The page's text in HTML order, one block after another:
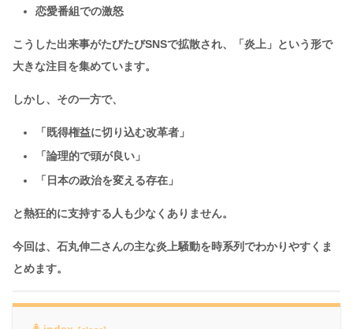
恋愛番組での激怒
こうした出来事がたびたびSNSで拡散され、「炎上」という形で
大きな注目を集めています。
しかし、その一方で、
「既得権益に切り込む改革者」
「論理的で頭が良い」
「日本の政治を変える存在」
と熱狂的に支持する人も少なくありません。
今回は、石丸伸二さんの主な炎上騒動を時系列でわかりやすくま
とめます。